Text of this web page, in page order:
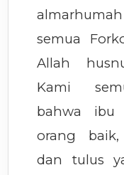
semua
Allah
Kami
bahwa ibu
orang
dan tulus